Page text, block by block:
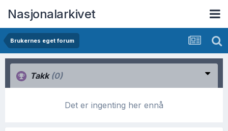
Nasjonalarkivet
Brukernes eget forum
Takk (0)
Det er ingenting her ennå